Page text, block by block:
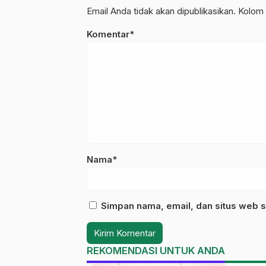
Email Anda tidak akan dipublikasikan.
Komentar*
Nama*
Simpan nama, email, dan situs web
REKOMENDASI UNTUK ANDA